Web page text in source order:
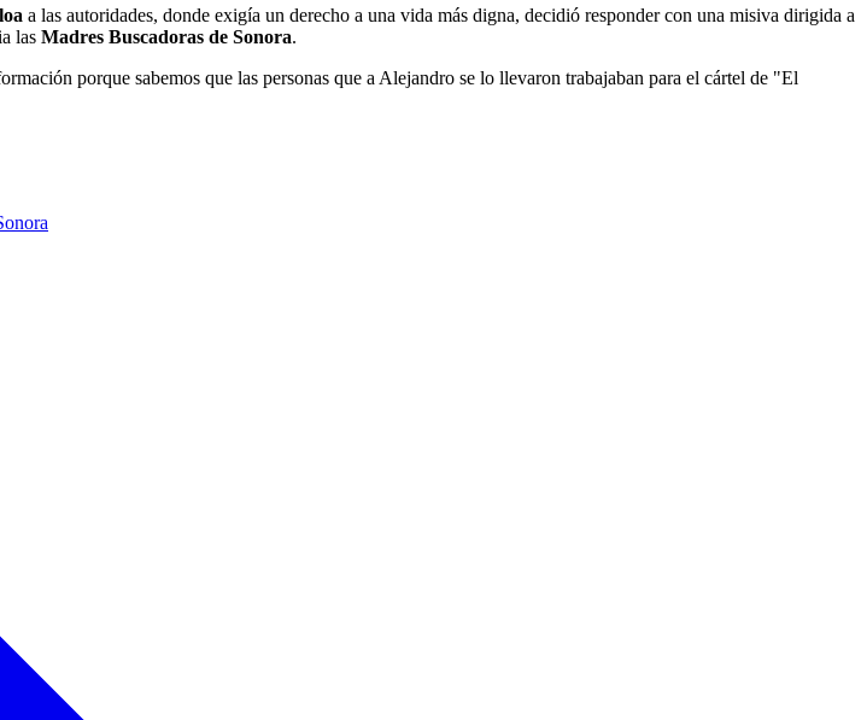
a las autoridades, donde exigía un derecho a una vida más digna, decidió responder con una misiva dirigida a
las Madres Buscadoras de Sonora.
porque sabemos que las personas que a Alejandro se lo llevaron trabajaban para el cártel de "El